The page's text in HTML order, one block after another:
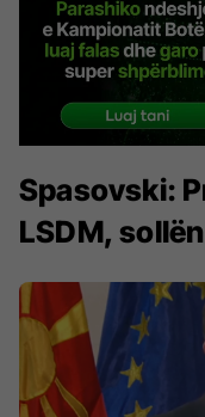
Spasovski:
LSDM,